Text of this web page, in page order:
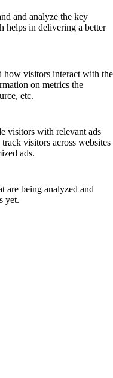
and analyze the key
helps in delivering a better
how visitors interact with the
on metrics the
etc.
visitors with relevant ads
visitors across websites
ads.
are being analyzed and
yet.